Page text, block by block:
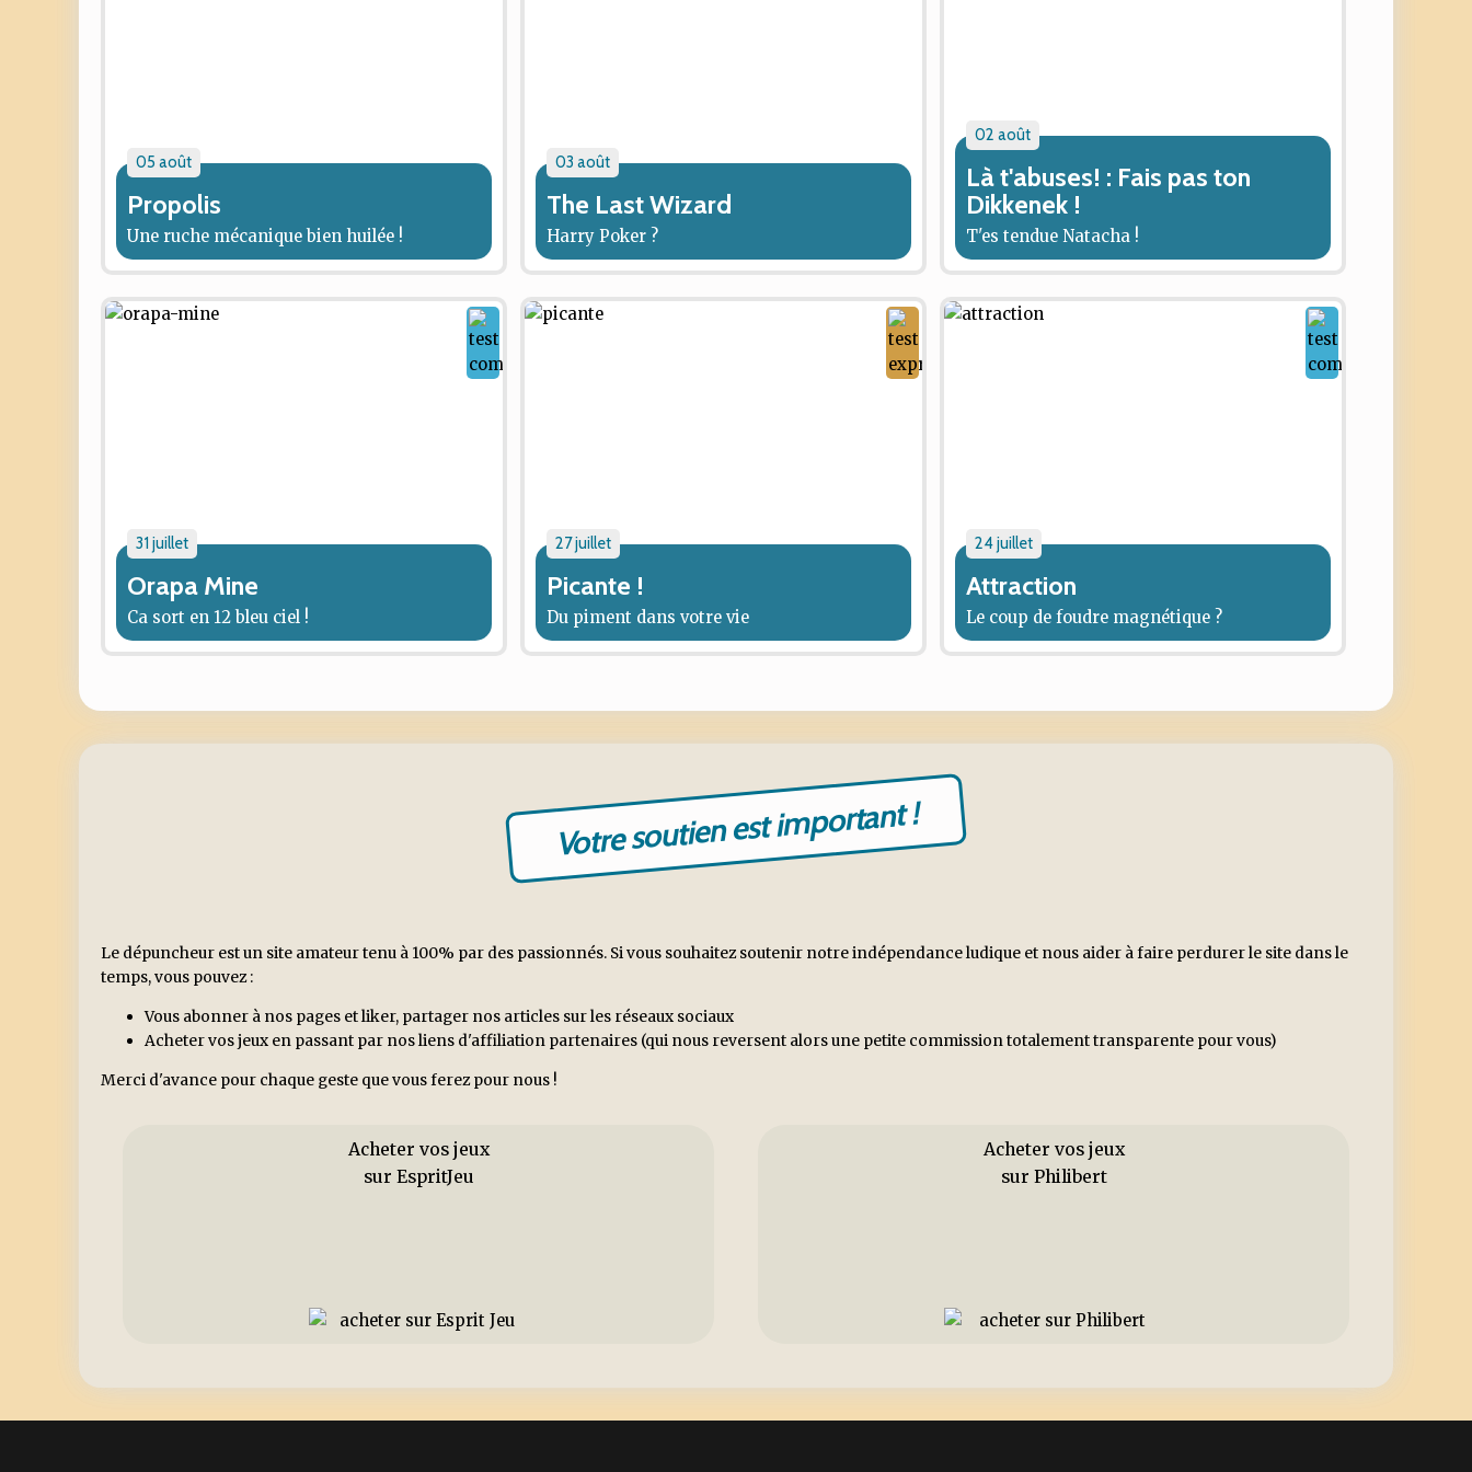
05 août
Propolis
Une ruche mécanique bien huilée !
03 août
The Last Wizard
Harry Poker ?
02 août
Là t'abuses! : Fais pas ton
Dikkenek !
T'es tendue Natacha !
31 juillet
Orapa Mine
Ca sort en 12 bleu ciel !
27 juillet
Picante !
Du piment dans votre vie
24 juillet
Attraction
Le coup de foudre magnétique ?
Votre soutien est important !
Le dépuncheur est un site amateur tenu à 100% par des passionnés. Si vous souhaitez soutenir notre indépendance ludique et nous aider à faire perdurer le site dans le
temps, vous pouvez :
Vous abonner à nos pages et liker, partager nos articles sur les réseaux sociaux
Acheter vos jeux en passant par nos liens d'affiliation partenaires (qui nous reversent alors une petite commission totalement transparente pour vous)
Merci d'avance pour chaque geste que vous ferez pour nous !
Acheter vos jeux
sur EspritJeu
Acheter vos jeux
sur Philibert